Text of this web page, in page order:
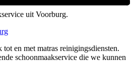
uit Voorburg.
en met matras reinigingsdiensten.
schoonmaakservice die we kunnen